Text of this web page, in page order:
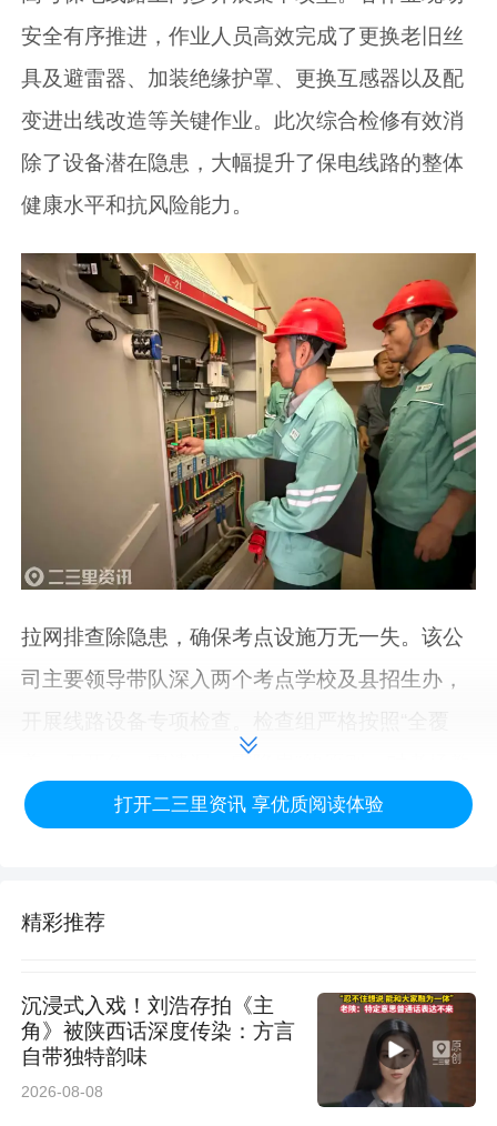
安全有序推进，作业人员高效完成了更换老旧丝
具及避雷器、加装绝缘护罩、更换互感器以及配
变进出线改造等关键作业。此次综合检修有效消
除了设备潜在隐患，大幅提升了保电线路的整体
健康水平和抗风险能力。
拉网排查除隐患，确保考点设施万无一失。该公
司主要领导带队深入两个考点学校及县招生办，
开展线路设备专项检查。检查组严格按照“全覆
室、考点变压器、高低压室、电缆接头、照明系
热、绝缘破损等问题，工作人员细致检验了漏电
摸排考点用电负荷及重要设备运行情况，确保所
有隐患整改到位。
打开二三里资讯 享优质阅读体验
精彩推荐
沉浸式入戏！刘浩存拍《主
角》被陕西话深度传染：方言
自带独特韵味
2026-08-08